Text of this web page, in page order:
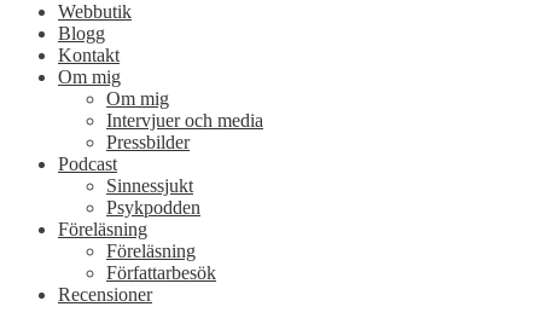
Webbutik
Blogg
Kontakt
Om mig
Om mig
Intervjuer och media
Pressbilder
Podcast
Sinnessjukt
Psykpodden
Föreläsning
Föreläsning
Författarbesök
Recensioner